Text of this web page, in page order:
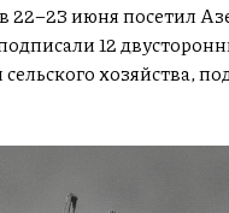
июня посетил
12
хозяйства,